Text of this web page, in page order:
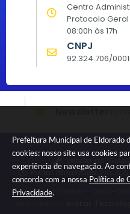
Prefeitura Municipal de Eldorado
cookies: nosso site usa cookies
experiência de navegação. Ao
concorda com a nossa Política de
Privacidade.
Centro
Protocolo
08:00h às 17h
CNPJ
92.324.706/
Versão do
Portal atualizado em: 07/
© Copyright Instar - 2006-